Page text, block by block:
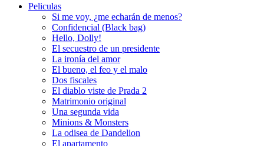
Peliculas
Si me voy, ¿me echarán de menos?
Confidencial (Black bag)
Hello, Dolly!
El secuestro de un presidente
La ironía del amor
El bueno, el feo y el malo
Dos fiscales
El diablo viste de Prada 2
Matrimonio original
Una segunda vida
Minions & Monsters
La odisea de Dandelion
El apartamento